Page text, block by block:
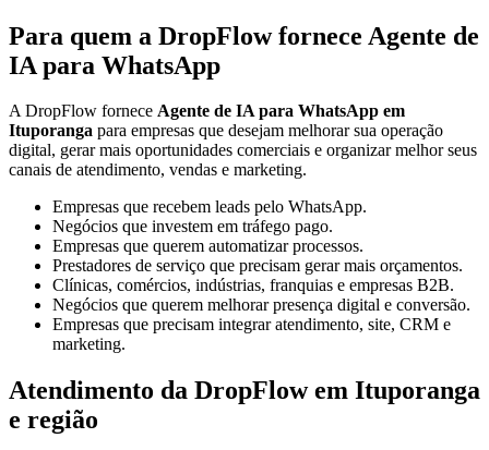
Para quem a DropFlow fornece Agente de
IA para WhatsApp
A DropFlow fornece Agente de IA para WhatsApp em
Ituporanga para empresas que desejam melhorar sua operação
digital, gerar mais oportunidades comerciais e organizar melhor seus
canais de atendimento, vendas e marketing.
Empresas que recebem leads pelo WhatsApp.
Negócios que investem em tráfego pago.
Empresas que querem automatizar processos.
Prestadores de serviço que precisam gerar mais orçamentos.
Clínicas, comércios, indústrias, franquias e empresas B2B.
Negócios que querem melhorar presença digital e conversão.
Empresas que precisam integrar atendimento, site, CRM e
marketing.
Atendimento da DropFlow em Ituporanga
e região